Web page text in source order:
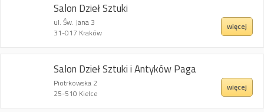
Salon Dzieł Sztuki
ul. Św. Jana 3
31-017 Kraków
więcej
Salon Dzieł Sztuki i Antyków Paga
Piotrkowska 2
25-510 Kielce
więcej